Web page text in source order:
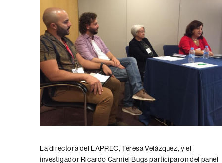
La directora del LAPREC, Teresa Velázquez, y el
investigador Ricardo Carniel Bugs participaron del panel